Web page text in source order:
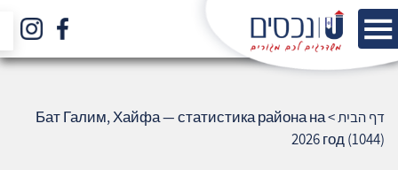
דף הבית>
Бат Галим, Хайфа — статистика района на
2026 год (1044)